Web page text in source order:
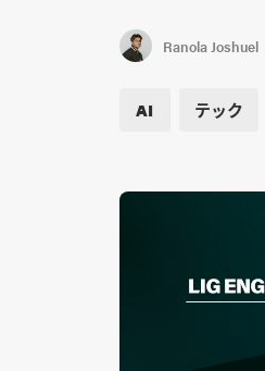
Ranola Joshuel
AI テック